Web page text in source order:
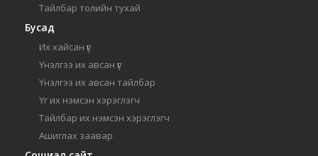
Тайлбар толийн тухай
Бусад
Их хайсан үг
Үнэлгээ их авсан үг
Үнэлгээ их авсан тайлбар
Үг их нэмсэн хэрэглэгч
Тайлбар их нэмсэн хэрэглэгч
Ашиглах заавар